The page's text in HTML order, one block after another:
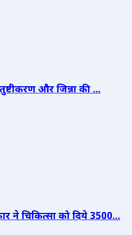
और जिन्ना की ...
ने चिकित्सा को दिये 3500...